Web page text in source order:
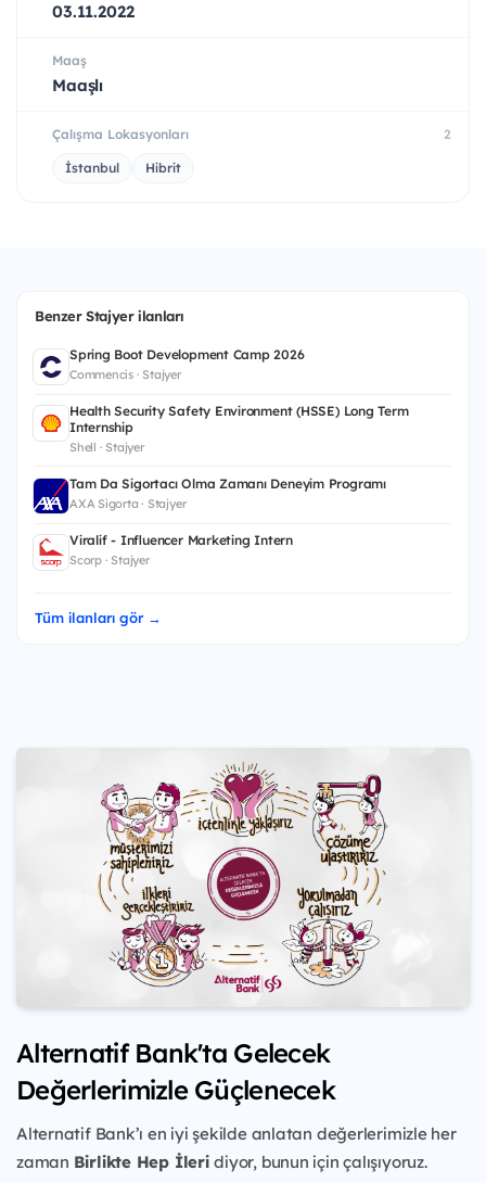
03.11.2022
Maaş
Maaşlı
Çalışma Lokasyonları 2
İstanbul Hibrit
Benzer Stajyer ilanları
Spring Boot Development Camp 2026
Commencis · Stajyer
Health Security Safety Environment (HSSE) Long Term
Internship
Shell · Stajyer
Tam Da Sigortacı Olma Zamanı Deneyim Programı
AXA Sigorta · Stajyer
Viralif - Influencer Marketing Intern
Scorp · Stajyer
Tüm ilanları gör →
Alternatif Bank'ta Gelecek
Değerlerimizle Güçlenecek
Alternatif Bank’ı en iyi şekilde anlatan değerlerimizle her
zaman Birlikte Hep İleridiyor, bunun için çalışıyoruz.